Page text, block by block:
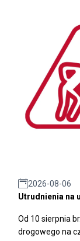
2026-08-06
Utrudnienia na
Od 10 sierpnia
drogowego na